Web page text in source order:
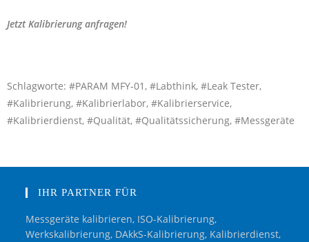
Jetzt Kalibrierung anfragen!
Schlagworte: #PARAM MFY-01, #Labthink, #Leak Tester,
#Kalibrierung, #Kalibrierlabor, #Kalibrierservice,
#Kalibrierdienst, #Qualität, #Qualitätssicherung, #Messgeräte
IHR PARTNER FÜR
Messgeräte kalibrieren, ISO-Kalibrierung,
Werkskalibrierung, DAkkS-Kalibrierung, Kalibrierdienst,